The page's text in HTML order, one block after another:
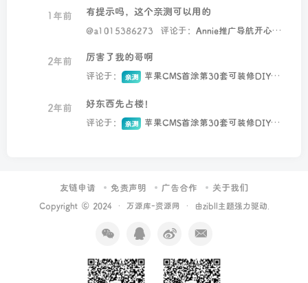
1年前 有提示吗，这个亲测可以用的
@a1015386273 评论于： Annie推广导航开心版免授权版本
2年前 厉害了我的哥啊
评论于： 亲测 苹果CMS首涂第30套可装修DIY主题模板免授权版
2年前 好东西先占楼！
评论于： 亲测 苹果CMS首涂第30套可装修DIY主题模板免授权版
友链申请 免责声明 广告合作 关于我们
Copyright © 2024 · 万源库-资源网 · 由zibll主题强力驱动.